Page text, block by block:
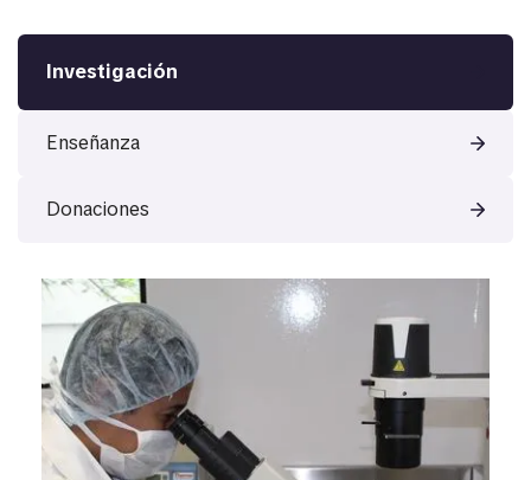
Investigación
Enseñanza
Donaciones